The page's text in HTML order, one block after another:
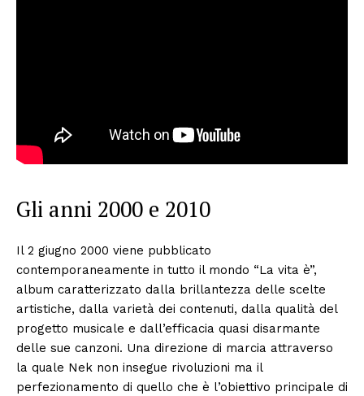
Gli anni 2000 e 2010
Il 2 giugno 2000 viene pubblicato
contemporaneamente in tutto il mondo “La vita è”,
album caratterizzato dalla brillantezza delle scelte
artistiche, dalla varietà dei contenuti, dalla qualità del
progetto musicale e dall’efficacia quasi disarmante
delle sue canzoni. Una direzione di marcia attraverso
la quale Nek non insegue rivoluzioni ma il
perfezionamento di quello che è l’obiettivo principale di